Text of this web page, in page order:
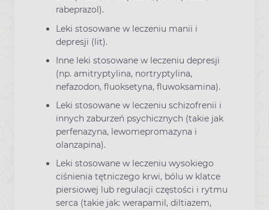
rabeprazol).
Leki stosowane w leczeniu manii i
depresji (lit).
Inne leki stosowane w leczeniu depresji
(np. amitryptylina, nortryptylina,
nefazodon, fluoksetyna, fluwoksamina).
Leki stosowane w leczeniu schizofrenii i
innych zaburzeń psychicznych (takie jak
perfenazyna, lewomepromazyna i
olanzapina).
Leki stosowane w leczeniu wysokiego
ciśnienia tętniczego krwi, bólu w klatce
piersiowej lub regulacji częstości i rytmu
serca (takie jak: werapamil, diltiazem,